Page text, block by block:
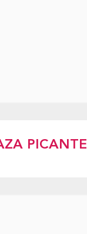
PICANTE